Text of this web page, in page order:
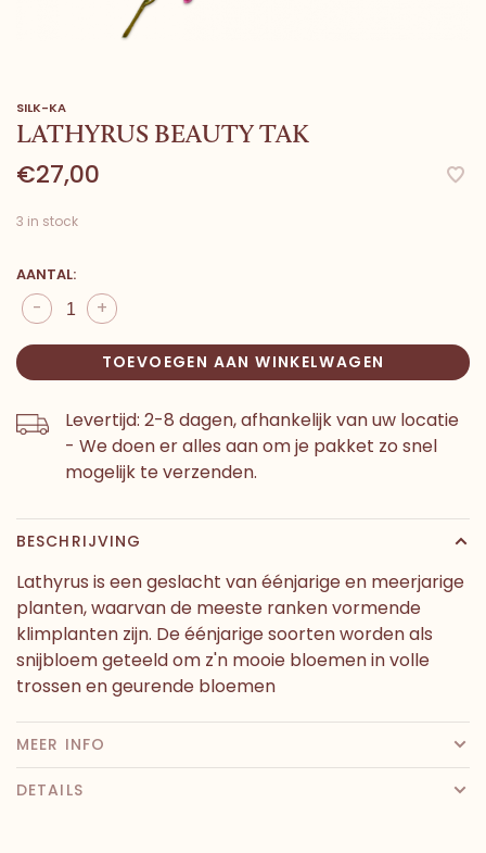
SILK-KA
LATHYRUS BEAUTY TAK
€27,00
3 in stock
AANTAL:
+
-
TOEVOEGEN AAN WINKELWAGEN
Levertijd: 2-8 dagen, afhankelijk van uw locatie
- We doen er alles aan om je pakket zo snel
mogelijk te verzenden.
BESCHRIJVING
Lathyrus is een geslacht van éénjarige en meerjarige
planten, waarvan de meeste ranken vormende
klimplanten zijn. De éénjarige soorten worden als
snijbloem geteeld om z'n mooie bloemen in volle
trossen en geurende bloemen
MEER INFO
DETAILS